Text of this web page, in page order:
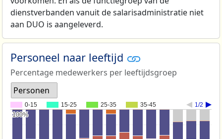
dienstverbanden vanuit de salarisadministratie niet
aan DUO is aangeleverd.
Personeel naar leeftijd
Percentage medewerkers per leeftijdsgroep
Personen
0-15 15-25 25-35 35-45 1/2
100%
100%